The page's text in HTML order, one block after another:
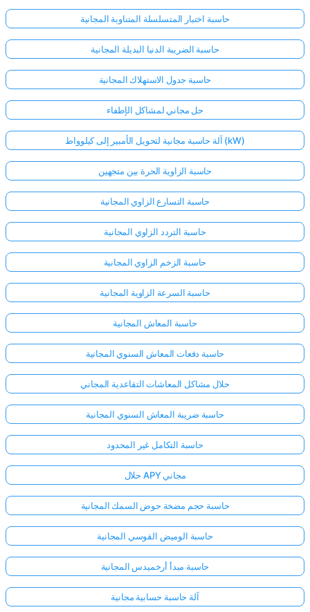
حاسبة اختبار المتسلسلة المتناوبة المجانية
حاسبة الضريبة الدنيا البديلة المجانية
حاسبة جدول الاستهلاك المجانية
حل مجاني لمشاكل الإطفاء
آلة حاسبة مجانية لتحويل الأمبير إلى كيلوواط (kW)
حاسبة الزاوية الحرة بين متجهين
حاسبة التسارع الزاوي المجانية
حاسبة التردد الزاوي المجانية
حاسبة الزخم الزاوي المجانية
حاسبة السرعة الزاوية المجانية
حاسبة المعاش المجانية
حاسبة دفعات المعاش السنوي المجانية
حلال مشاكل المعاشات التقاعدية المجاني
حاسبة ضريبة المعاش السنوي المجانية
حاسبة التكامل غير المحدود
حلال APY مجاني
حاسبة حجم مضخة حوض السمك المجانية
حاسبة الوميض القوسي المجانية
حاسبة مبدأ أرخميدس المجانية
آلة حاسبة حسابية مجانية